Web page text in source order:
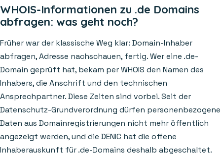
WHOIS-Informationen zu .de Domains
abfragen: was geht noch?
Früher war der klassische Weg klar: Domain-Inhaber
abfragen, Adresse nachschauen, fertig. Wer eine .de-
Domain geprüft hat, bekam per WHOIS den Namen des
Inhabers, die Anschrift und den technischen
Ansprechpartner. Diese Zeiten sind vorbei. Seit der
Datenschutz-Grundverordnung dürfen personenbezogene
Daten aus Domainregistrierungen nicht mehr öffentlich
angezeigt werden, und die DENIC hat die offene
Inhaberauskunft für .de-Domains deshalb abgeschaltet.